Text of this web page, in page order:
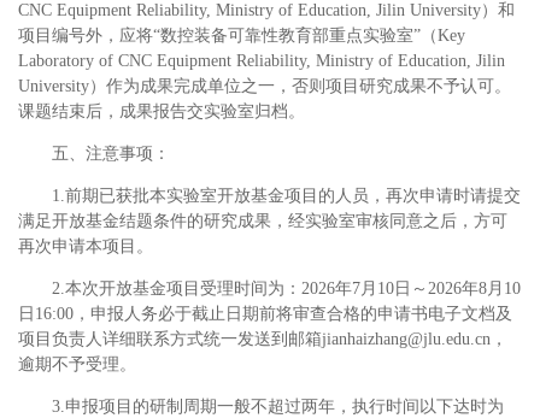
CNC Equipment Reliability, Ministry of Education, Jilin University）和
项目编号外，应将“数控装备可靠性教育部重点实验室”（Key
Laboratory of CNC Equipment Reliability, Ministry of Education, Jilin
University）作为成果完成单位之一，否则项目研究成果不予认可。
课题结束后，成果报告交实验室归档。
五、注意事项：
1.前期已获批本实验室开放基金项目的人员，再次申请时请提交
满足开放基金结题条件的研究成果，经实验室审核同意之后，方可
再次申请本项目。
2.本次开放基金项目受理时间为：2026年7月10日～2026年8月10
日16:00，申报人务必于截止日期前将审查合格的申请书电子文档及
项目负责人详细联系方式统一发送到邮箱jianhaizhang@jlu.edu.cn，
逾期不予受理。
3.申报项目的研制周期一般不超过两年，执行时间以下达时为